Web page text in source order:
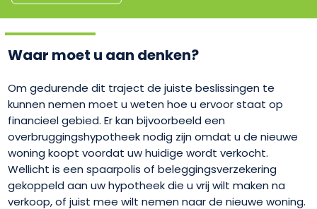
Waar moet u aan denken?
Om gedurende dit traject de juiste beslissingen te
kunnen nemen moet u weten hoe u ervoor staat op
financieel gebied. Er kan bijvoorbeeld een
overbruggingshypotheek nodig zijn omdat u de nieuwe
woning koopt voordat uw huidige wordt verkocht.
Wellicht is een spaarpolis of beleggingsverzekering
gekoppeld aan uw hypotheek die u vrij wilt maken na
verkoop, of juist mee wilt nemen naar de nieuwe woning.